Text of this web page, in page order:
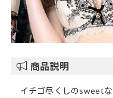
商品説明
イチゴ尽くしのsweet